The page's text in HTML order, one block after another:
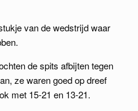
van de wedstrijd waar
de spits afbijten tegen
ze waren goed op dreef
met 15-21 en 13-21.